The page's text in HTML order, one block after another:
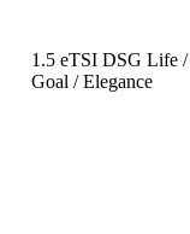
1.5 eTSI DSG Life /
Goal / Elegance